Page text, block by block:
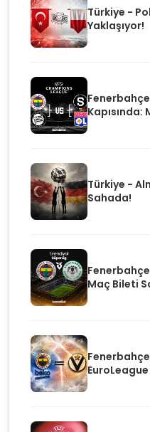
Türkiye -
Yaklaşıyor!
Kapısında:
Türkiye -
Sahada!
Maç Bileti